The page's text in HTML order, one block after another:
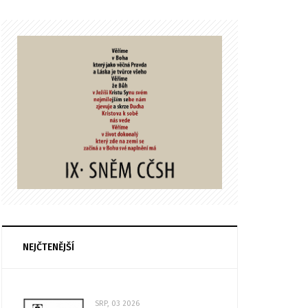
NEJČTENĚJŠÍ
SRP, 03 2026